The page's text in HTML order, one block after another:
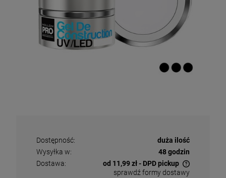
Dostępność:
duża ilość
Wysyłka w:
48 godzin
Dostawa:
od 11,99 zł- DPD pickup
Cena nie zawiera ewentualnych kosztów płatności
sprawdź formy dostawy